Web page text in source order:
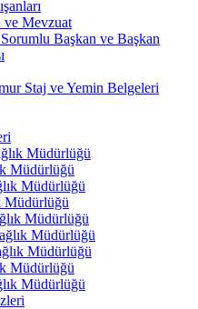
ve Mevzuat
Başkan ve Başkan
Staj ve Yemin Belgeleri
Müdürlüğü
Müdürlüğü
Müdürlüğü
Müdürlüğü
Müdürlüğü
Müdürlüğü
Müdürlüğü
Müdürlüğü
Müdürlüğü